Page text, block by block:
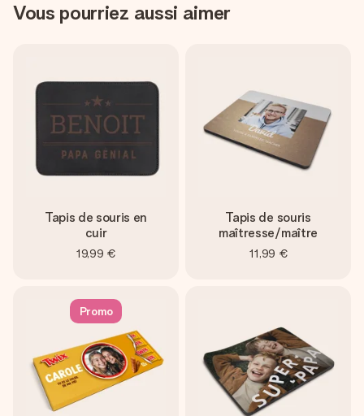
Vous pourriez aussi aimer
Tapis de souris en
cuir
19,99 €
Tapis de souris
maîtresse/maître
11,99 €
Promo